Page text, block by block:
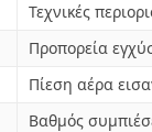
Τεχνικές
Προπορεία
Πίεση αέρα
Βαθμός